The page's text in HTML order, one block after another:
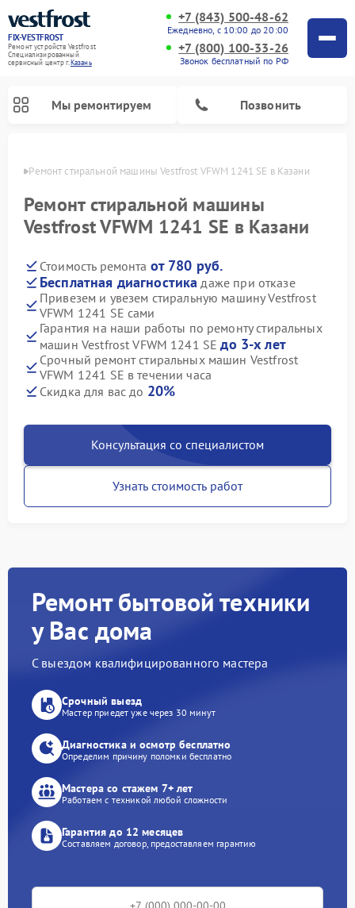
FIX-VESTFROST
Ремонт устройств Vestfrost
Специализированный
cервисный центр г.Казань
+7 (843) 500-48-62
Ежедневно, с 10:00 до 20:00
+7 (800) 100-33-26
Звонок бесплатный по РФ
Мы ремонтируем Позвонить
Ремонт стиральной машины Vestfrost VFWM 1241 SE в Казани
Ремонт стиральной машины
Vestfrost VFWM 1241 SE в Казани
Стоимость ремонта от 780 руб.
Бесплатная диагностика даже при отказе
Привезем и увезем стиральную машину Vestfrost
VFWM 1241 SE сами
Гарантия на наши работы по ремонту стиральных
машин Vestfrost VFWM 1241 SEдо 3-х лет
Срочный ремонт стиральных машин Vestfrost
VFWM 1241 SE в течении часа
Скидка для вас до 20%
Консультация со специалистом
Узнать стоимость работ
Ремонт бытовой техники
у Вас дома
С выездом квалифицированного мастера
Срочный выезд
Мастер приедет уже через 30 минут
Диагностика и осмотр бесплатно
Определим причину поломки бесплатно
Мастера со стажем 7+ лет
Работаем с техникой любой сложности
Гарантия до 12 месяцев
Составляем договор, предоставляем гарантию